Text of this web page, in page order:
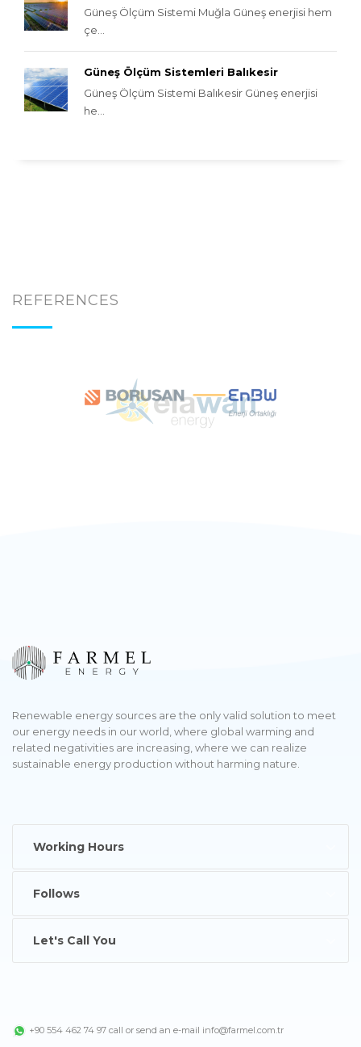
Güneş Ölçüm Sistemi Muğla Güneş enerjisi hem
çe...
Güneş Ölçüm Sistemleri Balıkesir
Güneş Ölçüm Sistemi Balıkesir Güneş enerjisi
he...
REFERENCES
Renewable energy sources are the only valid solution to meet
our energy needs in our world, where global warming and
related negativities are increasing, where we can realize
sustainable energy production without harming nature.
Working Hours
Follows
Let's Call You
+90 554 462 74 97 call or send an e-mail info@farmel.com.tr